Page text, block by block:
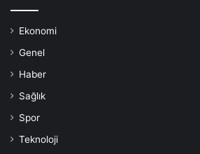
Ekonomi
Genel
Haber
Sağlık
Spor
Teknoloji